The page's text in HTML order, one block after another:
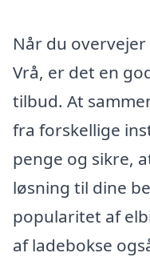
Når du
Vrå, er det en
tilbud. At
fra forskellige
penge og sikre,
løsning til dine
popularitet af
af ladebokse